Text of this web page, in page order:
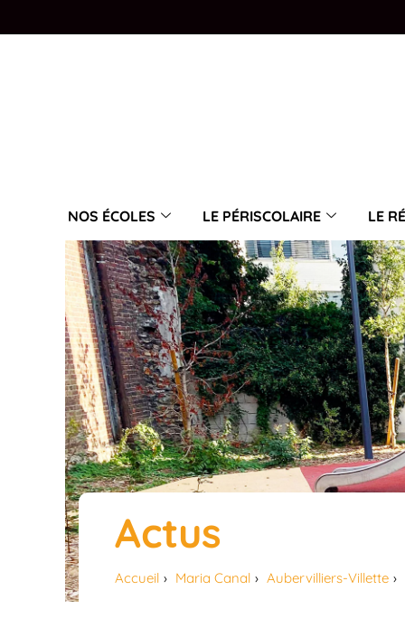
NOS ÉCOLES LE PÉRISCOLAIRE LE
Actus
Accueil Maria Canal Aubervilliers-Villette